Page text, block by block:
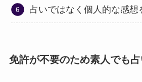
占いではなく個人的な感想
免許が不要のため素人でも